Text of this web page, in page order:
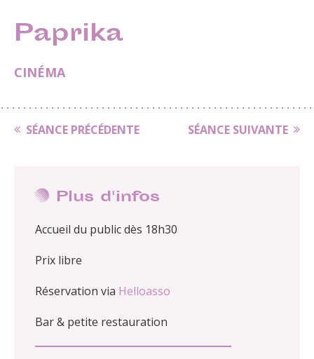
Paprika
CINÉMA
SÉANCE PRÉCÉDENTE SÉANCE SUIVANTE
Plus d'infos
Accueil du public dès 18h30
Prix libre
Réservation via Helloasso
Bar & petite restauration